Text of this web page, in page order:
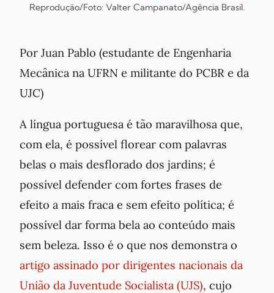
Reprodução/Foto: Valter Campanato/Agência Brasil.
Por Juan Pablo (estudante de Engenharia
Mecânica na UFRN e militante do PCBR e da
UJC)
A língua portuguesa é tão maravilhosa que,
com ela, é possível florear com palavras
belas o mais desflorado dos jardins; é
possível defender com fortes frases de
efeito a mais fraca e sem efeito política; é
possível dar forma bela ao conteúdo mais
sem beleza. Isso é o que nos demonstra o
artigo assinado por dirigentes nacionais da
União da Juventude Socialista (UJS), cujo